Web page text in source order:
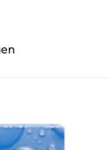
Torische Linsen
EasySept
Opti-Free